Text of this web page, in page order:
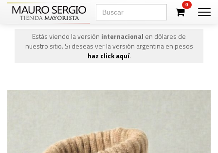
0
Estás viendo la versión internacional en dólares de
nuestro sitio. Si deseas ver la versión argentina en pesos
haz click aquí.